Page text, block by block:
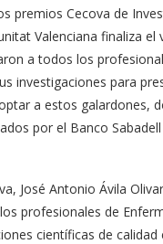
premios Cecova de
Valenciana finaliza el
a todos los
investigaciones para
a estos galardones,
por el Banco
José Antonio Ávila
profesionales de
científicas de calidad